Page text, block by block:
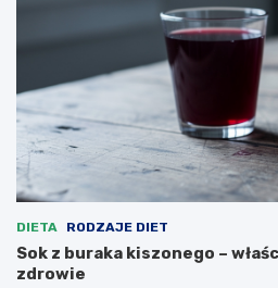
DIETA RODZAJE DIET
Sok z buraka kiszonego –
zdrowie